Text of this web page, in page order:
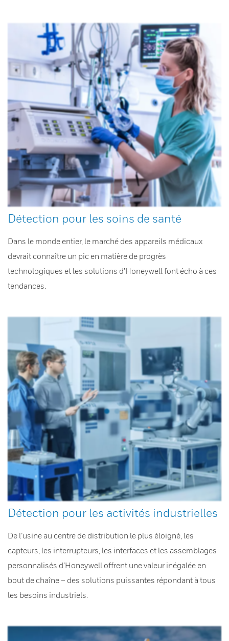
Détection pour les soins de santé
Dans le monde entier, le marché des appareils médicaux
devrait connaître un pic en matière de progrès
technologiques et les solutions d’Honeywell font écho à ces
tendances.
Détection pour les activités industrielles
De l’usine au centre de distribution le plus éloigné, les
capteurs, les interrupteurs, les interfaces et les assemblages
personnalisés d’Honeywell offrent une valeur inégalée en
bout de chaîne – des solutions puissantes répondant à tous
les besoins industriels.